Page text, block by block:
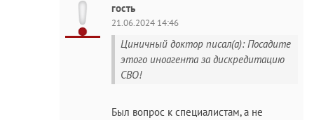
гость
21.06.2024 14:46
Циничный доктор писал(а): Посадите
этого иноагента за дискредитацию
СВО!
Был вопрос к специалистам, а не